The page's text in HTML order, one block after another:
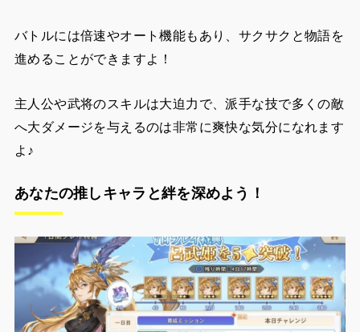
バトルには倍速やオート機能もあり、サクサクと物語を
進めることができますよ！
主人公や武将のスキルは大迫力で、派手な技で多くの敵
へ大ダメージを与えるのは非常に爽快な気分になれます
よ♪
あなたの推しキャラと絆を深めよう！